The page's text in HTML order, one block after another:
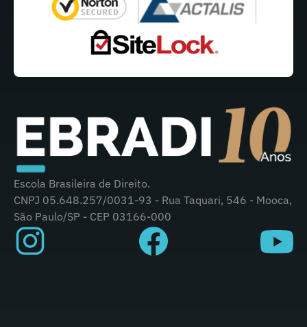
Escola Brasileira de Direito.
CNPJ 05.648.257/0031-93 - Rua Taquari, 546 - Mooca,
São Paulo/SP - CEP 03166-000